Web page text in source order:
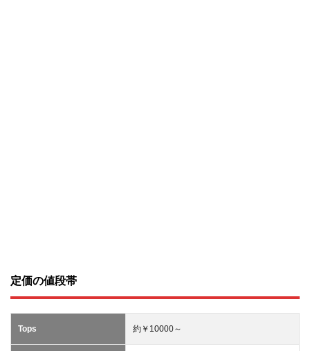
定価の値段帯
Tops 約￥10000～